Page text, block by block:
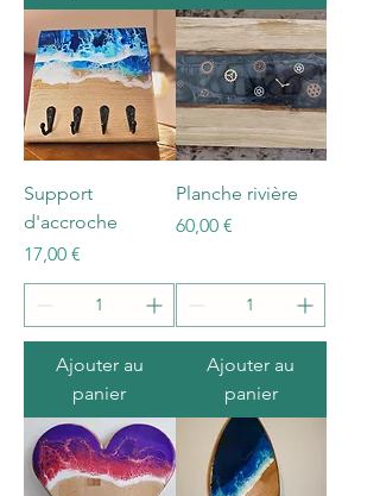
Support
d'accroche
Prix
17,00 €
Ajouter au
panier
Planche rivière
Prix
60,00 €
Ajouter au
panier